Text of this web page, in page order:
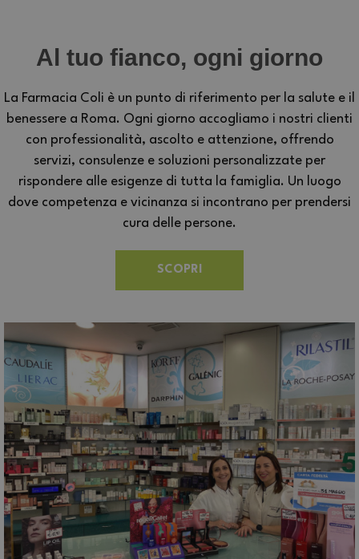
Al tuo fianco, ogni giorno
La Farmacia Coli è un punto di riferimento per la salute e il
benessere a Roma. Ogni giorno accogliamo i nostri clienti
con professionalità, ascolto e attenzione, offrendo
servizi, consulenze e soluzioni personalizzate per
rispondere alle esigenze di tutta la famiglia. Un luogo
dove competenza e vicinanza si incontrano per prendersi
cura delle persone.
SCOPRI